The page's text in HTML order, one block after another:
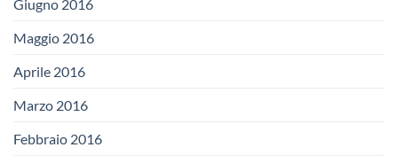
Giugno 2016
Maggio 2016
Aprile 2016
Marzo 2016
Febbraio 2016